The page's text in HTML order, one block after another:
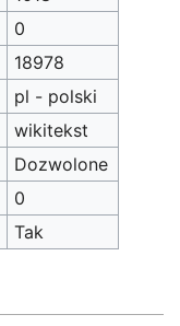
0
18978
pl - polski
wikitekst
Dozwolone
0
Tak